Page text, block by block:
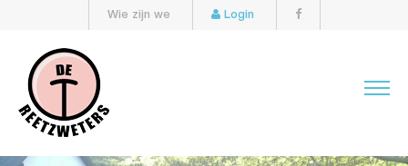
Wie zijn we Login